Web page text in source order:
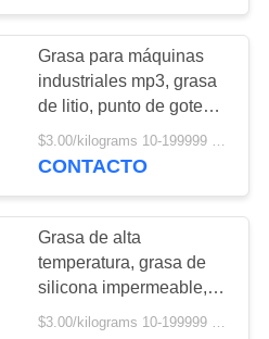
freno
57
engranajes
Grasa para máquinas
industriales mp3, grasa
de litio, punto de goteo,
minería, maquinaria de
acero, cojinetes de alta
$3.00/kilograms 10-199999 kilograms MOQ:10 kilogramos
CONTACTO
Grasa de alta
temperatura, grasa de
silicona impermeable,
grasa para minería,
$3.00/kilograms 10-199999 kilograms MOQ:10 kilogramos